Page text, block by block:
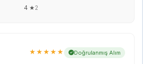
4 ★2
★★★★★ Doğrulanmış Alım